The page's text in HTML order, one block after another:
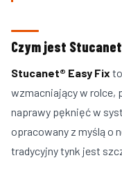
Czym jest
Stucanet® Easy Fix
wzmacniający w rolce,
naprawy pęknięć w
opracowany z myślą o
tradycyjny tynk jest